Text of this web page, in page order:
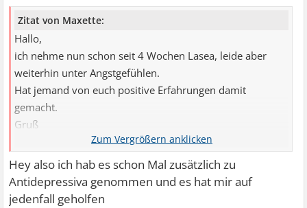
Zitat von Maxette:
Hallo,
ich nehme nun schon seit 4 Wochen Lasea, leide aber
weiterhin unter Angstgefühlen.
Hat jemand von euch positive Erfahrungen damit
gemacht.
Gruß
Maxette
Hey also ich hab es schon Mal zusätzlich zu
Antidepressiva genommen und es hat mir auf
jedenfall geholfen